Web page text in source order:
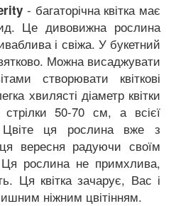
- багаторічна квітка має
Це дивовижна рослина
і свіжа. У букетний
Можна висаджувати
створювати квіткові
хвилясті діаметр квітки
50-70 см, а всієї
ця рослина вже з
вересня радуючи своїм
Ця рослина не примхлива,
Ця квітка зачарує, Вас і
ніжним цвітінням.